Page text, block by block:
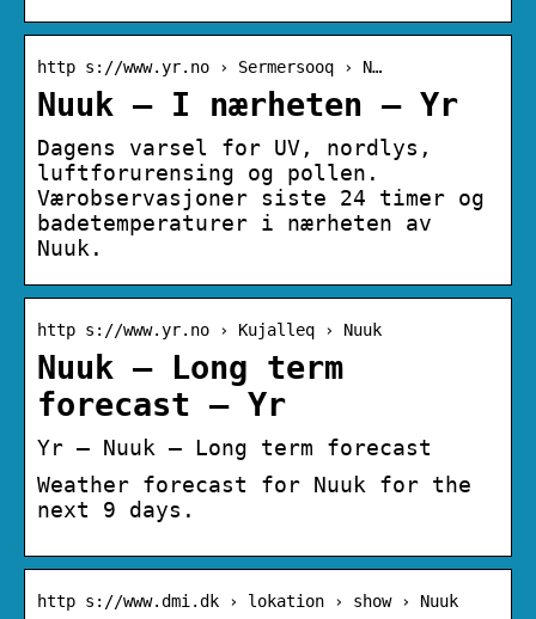
http s://www.yr.no › Sermersooq › N…
Nuuk – I nærheten – Yr
Dagens varsel for UV, nordlys,
luftforurensing og pollen.
Værobservasjoner siste 24 timer og
badetemperaturer i nærheten av
Nuuk.
http s://www.yr.no › Kujalleq › Nuuk
Nuuk – Long term
forecast – Yr
Yr – Nuuk – Long term forecast
Weather forecast for Nuuk for the
next 9 days.
http s://www.dmi.dk › lokation › show › Nuuk